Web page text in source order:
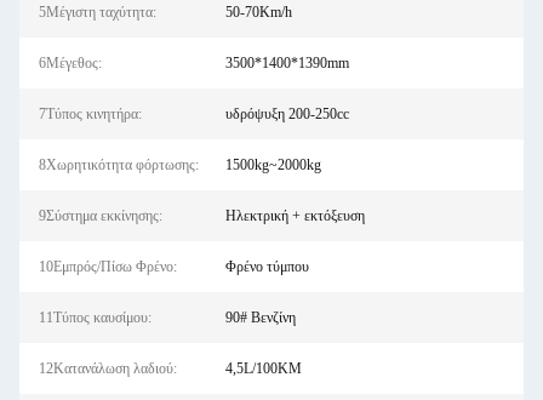
5Μέγιστη ταχύτητα: 50-70Km/h
6Μέγεθος: 3500*1400*1390mm
7Τύπος κινητήρα: υδρόψυξη 200-250cc
8Χωρητικότητα φόρτωσης: 1500kg~2000kg
9Σύστημα εκκίνησης: Ηλεκτρική + εκτόξευση
10Εμπρός/Πίσω Φρένο: Φρένο τύμπου
11Τύπος καυσίμου: 90# Βενζίνη
12Κατανάλωση λαδιού: 4,5L/100KM